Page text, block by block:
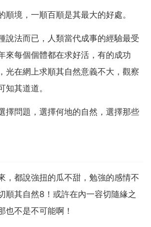
順境，一順百順是其最大的好處。
說法而已，人類當代成事的經驗最受
來每個個體都在求好活，有的成功
光在網上求順其自然意義不大，觀察
知其道道。
擇問題，選擇何地的自然，選擇那些
，都說強扭的瓜不甜，勉強的感情不
順其自然8！或許在內一容切隨緣之
也不是不可能啊！